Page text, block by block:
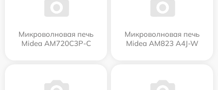
Микроволновая печь
Midea AM720C3P-C
Микроволновая печь
Midea AM823 A4J-W